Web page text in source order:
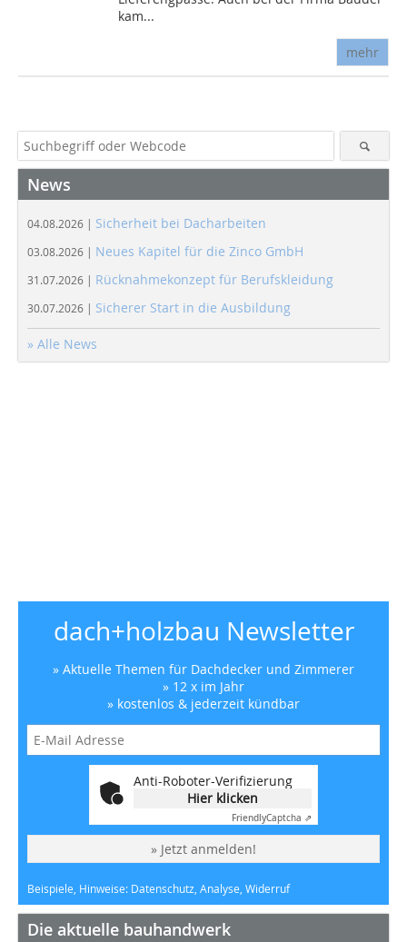
kam...
mehr
News
04.08.2026 | Sicherheit bei Dacharbeiten
03.08.2026 | Neues Kapitel für die Zinco GmbH
31.07.2026 | Rücknahmekonzept für Berufskleidung
30.07.2026 | Sicherer Start in die Ausbildung
» Alle News
dach+holzbau Newsletter
» Aktuelle Themen für Dachdecker und Zimmerer
» 12 x im Jahr
» kostenlos & jederzeit kündbar
Anti-Roboter-Verifizierung
Hier klicken
FriendlyCaptcha ⇗
» Jetzt anmelden!
Beispiele, Hinweise: Datenschutz, Analyse, Widerruf
Die aktuelle bauhandwerk